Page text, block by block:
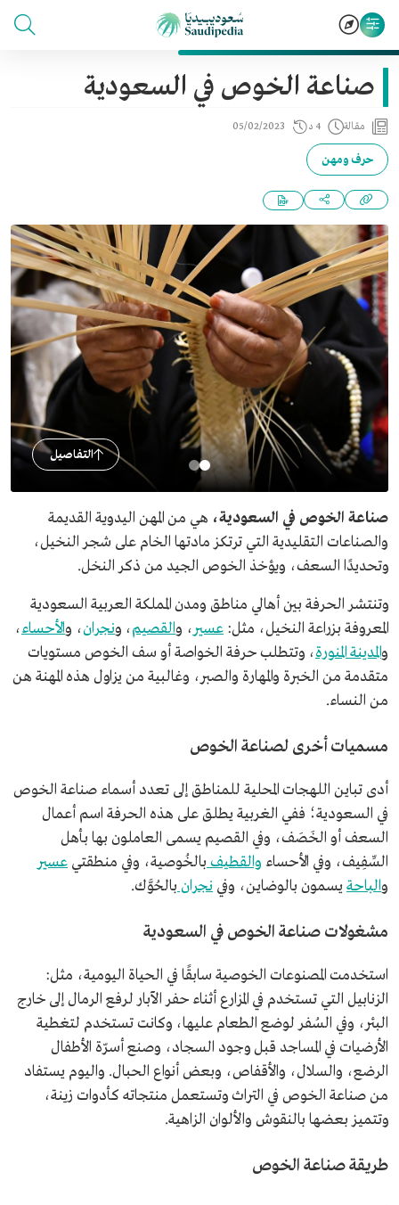
صناعة الخوص في السعودية
مقالة 4 د 05/02/2023
حرف ومهن
التفاصيل
صناعة الخوص في السعودية، هي من المهن اليدوية القديمة
والصناعات التقليدية التي ترتكز مادتها الخام على شجر النخيل،
وتحديدًا السعف، ويؤخذ الخوص الجيد من ذكر النخل.
وتنتشر الحرفة بين أهالي مناطق ومدن المملكة العربية السعودية
المعروفة بزراعة النخيل، مثل: عسير، والقصيم، ونجران، والأحساء،
والمدينة المنورة، وتتطلب حرفة الخواصة أو سف الخوص مستويات
متقدمة من الخبرة والمهارة والصبر، وغالبية من يزاول هذه المهنة هن
من النساء.
مسميات أخرى لصناعة الخوص
أدى تباين اللهجات المحلية للمناطق إلى تعدد أسماء صناعة الخوص
في السعودية؛ ففي الغربية يطلق على هذه الحرفة اسم أعمال
السعف أو الخَصَف، وفي القصيم يسمى العاملون بها بأهل
السِّفِيف، وفي الأحساء والقطيف بالخُوصية، وفي منطقتي عسير
والباحة يسمون بالوضاين، وفي نجران بالحُوَّك.
مشغولات صناعة الخوص في السعودية
استخدمت المصنوعات الخوصية سابقًا في الحياة اليومية، مثل:
الزنابيل التي تستخدم في المزارع أثناء حفر الآبار لرفع الرمال إلى خارج
البئر، وفي السُفر لوضع الطعام عليها، وكانت تستخدم لتغطية
الأرضيات في المساجد قبل وجود السجاد، وصنع أسرّة الأطفال
الرضع، والسلال، والأقفاص، وبعض أنواع الحبال. واليوم يستفاد
من صناعة الخوص في التراث وتستعمل منتجاته كأدوات زينة،
وتتميز بعضها بالنقوش والألوان الزاهية.
طريقة صناعة الخوص